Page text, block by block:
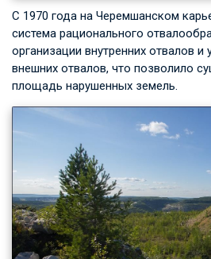
С 1970 года на Черемшанском
система рационального
организации внутренних отвалов
внешних отвалов, что позволило
площадь нарушенных земель.